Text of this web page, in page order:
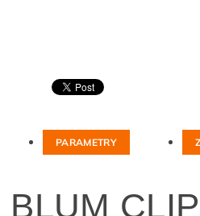
PARAMETRY